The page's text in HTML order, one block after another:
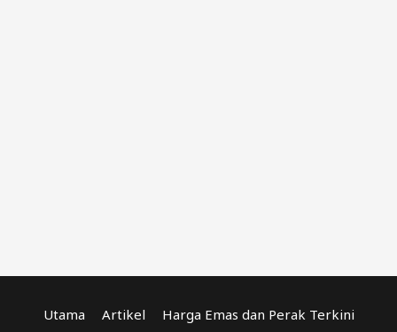
Utama Artikel
Harga Emas dan Perak Terkini